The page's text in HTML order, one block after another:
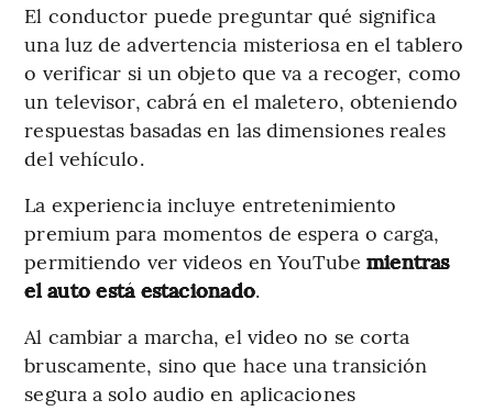
El conductor puede preguntar qué significa
una luz de advertencia misteriosa en el tablero
o verificar si un objeto que va a recoger, como
un televisor, cabrá en el maletero, obteniendo
respuestas basadas en las dimensiones reales
del vehículo.
La experiencia incluye entretenimiento
premium para momentos de espera o carga,
permitiendo ver videos en YouTube mientras
el auto está estacionado.
Al cambiar a marcha, el video no se corta
bruscamente, sino que hace una transición
segura a solo audio en aplicaciones